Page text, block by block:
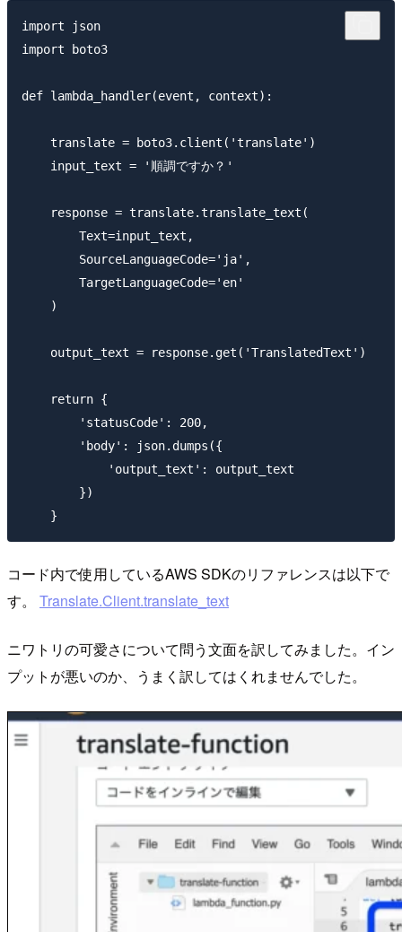
import json
import boto3
def lambda_handler(event, context):
    translate = boto3.client('translate')
    input_text = '順調ですか？'
    response = translate.translate_text(
        Text=input_text,
        SourceLanguageCode='ja',
        TargetLanguageCode='en'
    )
    output_text = response.get('TranslatedText')
    return {
        'statusCode': 200,
        'body': json.dumps({
            'output_text': output_text
        })
コード内で使用しているAWS SDKのリファレンスは以下で
す。 Translate.Client.translate_text
ニワトリの可愛さについて問う文面を訳してみました。イン
プットが悪いのか、うまく訳してはくれませんでした。